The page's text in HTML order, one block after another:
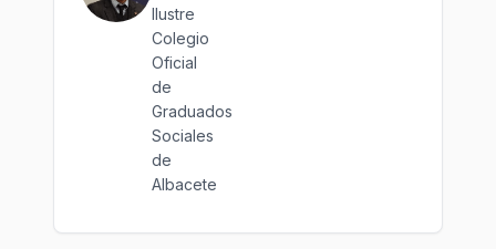
Ilustre
Colegio
Oficial
de
Graduados
Sociales
de
Albacete